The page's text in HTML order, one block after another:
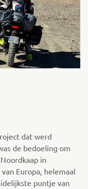
dat werd
de bedoeling om
in
Europa, helemaal
puntje van